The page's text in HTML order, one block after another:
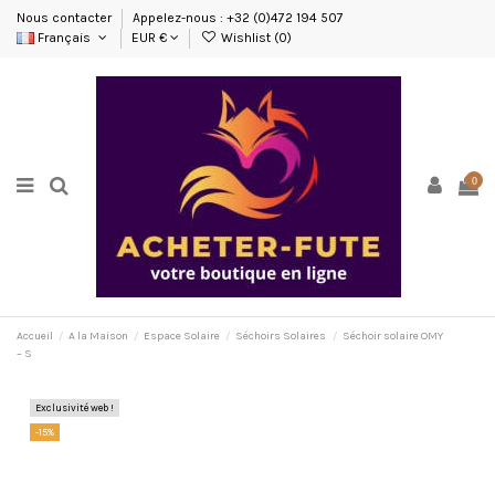
Nous contacter
Appelez-nous : +32 (0)472 194 507
Français
EUR € Wishlist (0)
0
Accueil A la Maison Espace Solaire Séchoirs Solaires
Séchoir solaire OMY
– S
Exclusivité web !
-15%